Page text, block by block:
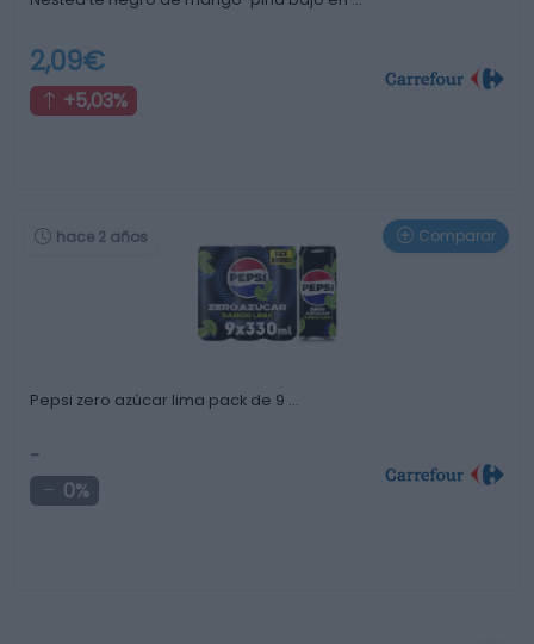
2,09€
+5,03%
hace 2 años Comparar
Pepsi zero azúcar lima pack de 9 …
-
0%